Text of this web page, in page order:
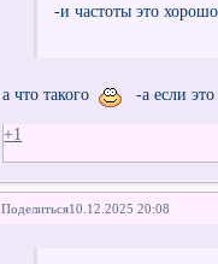
-и частоты это хорошо
а что такого -а если
+1
Поделиться10.12.2025 20:08